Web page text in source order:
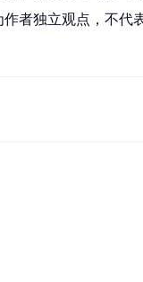
者独立观点，不代